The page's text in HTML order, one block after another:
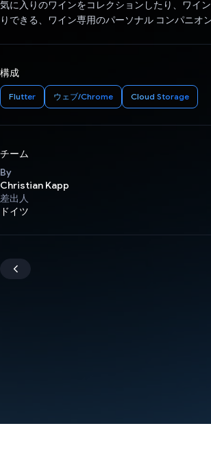
気に入りのワインをコレクションしたり、ワイ
りできる、ワイン専用のパーソナル コンパニオン
構成
Flutter ウェブ/Chrome Cloud Storage
チーム
By
Christian Kapp
差出人
ドイツ